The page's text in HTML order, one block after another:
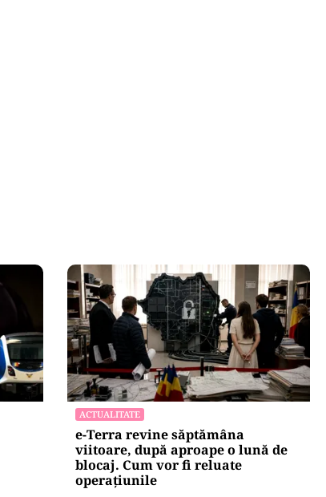
ACTUALITATE
e-Terra revine săptămâna
viitoare, după aproape o lună de
blocaj. Cum vor fi reluate
operațiunile